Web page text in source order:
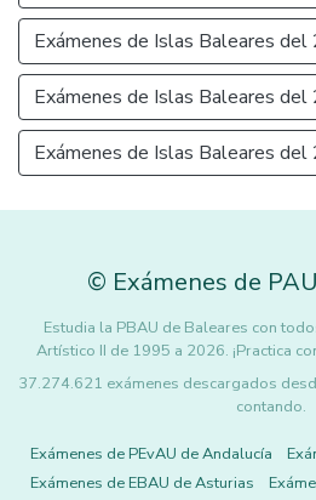
Exámenes de Islas Baleares del
Exámenes de Islas Baleares
Exámenes de Islas Baleares
© Exámenes de PAU
Estudia la PBAU de Baleares con
Artístico II de 1995 a 2026. ¡Practica
37.274.621 exámenes descargados
contando.
Exámenes de PEvAU de Andalucía
Exámenes de EBAU de Asturias